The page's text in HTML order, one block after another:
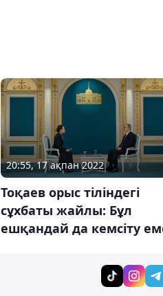
20:55, 17 ақпан 2022
Тоқаев орыс тіліндегі
сұхбаты жайлы: Бұл
ешқандай да кемсіту